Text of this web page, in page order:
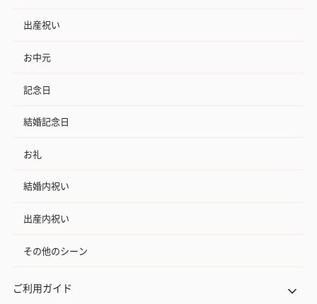
出産祝い
お中元
記念日
結婚記念日
お礼
結婚内祝い
出産内祝い
その他のシーン
ご利用ガイド